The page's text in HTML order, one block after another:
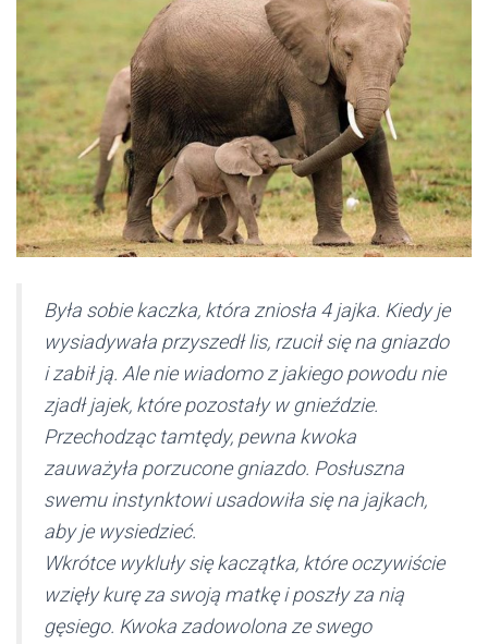
Była sobie kaczka, która zniosła 4 jajka. Kiedy je
wysiadywała przyszedł lis, rzucił się na gniazdo
i zabił ją. Ale nie wiadomo z jakiego powodu nie
zjadł jajek, które pozostały w gnieździe.
Przechodząc tamtędy, pewna kwoka
zauważyła porzucone gniazdo. Posłuszna
swemu instynktowi usadowiła się na jajkach,
aby je wysiedzieć.
Wkrótce wykluły się kaczątka, które oczywiście
wzięły kurę za swoją matkę i poszły za nią
gęsiego. Kwoka zadowolona ze swego